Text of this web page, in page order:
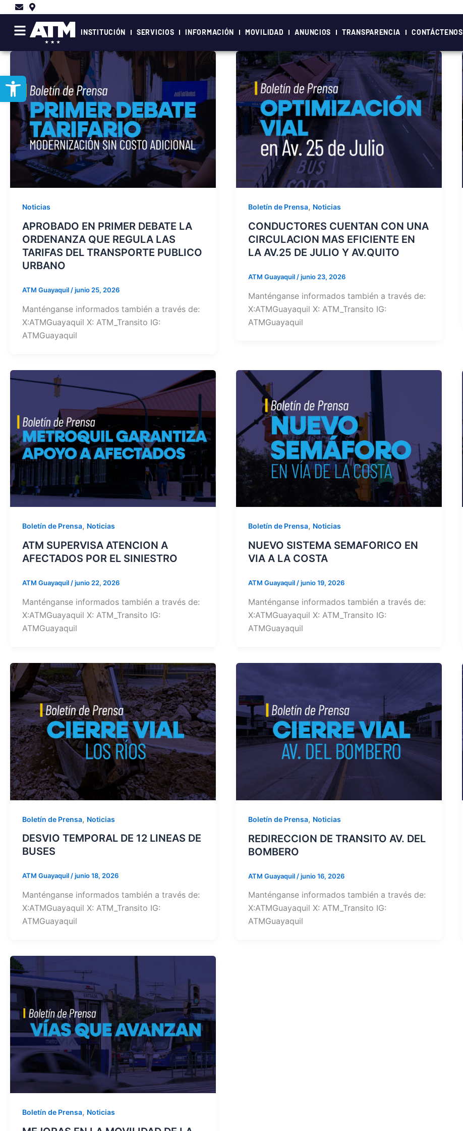
contenido
INSTITUCIÓN SERVICIOS INFORMACIÓN MOVILIDAD ANUNCIOS TRANSPARENCIA CONTÁCTENOS
Noticias
APROBADO EN PRIMER DEBATE LA
ORDENANZA QUE REGULA LAS
TARIFAS DEL TRANSPORTE PUBLICO
URBANO
ATM Guayaquil /junio 25, 2026
Manténganse informados también a través de:
X:ATMGuayaquil X: ATM_Transito IG:
ATMGuayaquil
Boletín de Prensa, Noticias
CONDUCTORES CUENTAN CON UNA
CIRCULACION MAS EFICIENTE EN
LA AV.25 DE JULIO Y AV.QUITO
ATM Guayaquil /junio 23, 2026
Manténganse informados también a través de:
X:ATMGuayaquil X: ATM_Transito IG:
ATMGuayaquil
Boletín de Prensa, Noticias
ATM SUPERVISA ATENCION A
AFECTADOS POR EL SINIESTRO
ATM Guayaquil/junio 22, 2026
Manténganse informados también a través de:
X:ATMGuayaquil X: ATM_Transito IG:
ATMGuayaquil
Boletín de Prensa, Noticias
NUEVO SISTEMA SEMAFORICO EN
VIA A LA COSTA
ATM Guayaquil/junio 19, 2026
Manténganse informados también a través de:
X:ATMGuayaquil X: ATM_Transito IG:
ATMGuayaquil
Boletín de Prensa, Noticias
DESVIO TEMPORAL DE 12 LINEAS DE
BUSES
ATM Guayaquil/junio 18, 2026
Manténganse informados también a través de:
X:ATMGuayaquil X: ATM_Transito IG:
ATMGuayaquil
Boletín de Prensa, Noticias
REDIRECCION DE TRANSITO AV. DEL
BOMBERO
ATM Guayaquil /junio 16, 2026
Manténganse informados también a través de:
X:ATMGuayaquil X: ATM_Transito IG:
ATMGuayaquil
Boletín de Prensa, Noticias
Abrir barra de herramientas